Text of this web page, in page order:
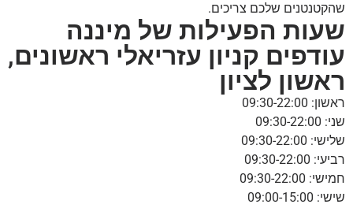
שהקטנטנים שלכם צריכים.
שעות הפעילות של מיננה
עודפים קניון עזריאלי ראשונים,
ראשון לציון
ראשון: 09:30-22:00
שני: 09:30-22:00
שלישי: 09:30-22:00
רביעי: 09:30-22:00
חמישי: 09:30-22:00
שישי: 09:00-15:00